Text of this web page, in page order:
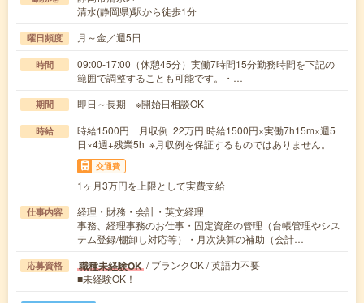
清水(静岡県)駅から徒歩1分
曜日頻度 月～金／週5日
時間
09:00-17:00（休憩45分）実働7時間15分勤務時間を下記の
範囲で調整することも可能です。・…
期間 即日～長期 ※開始日相談OK
時給
時給1500円 月収例 22万円 時給1500円×実働7h15m×週5
日×4週+残業5h ※月収例を保証するものではありません。
交通費
1ヶ月3万円を上限として実費支給
仕事内容
経理・財務・会計・英文経理
事務、経理事務のお仕事・固定資産の管理（台帳管理やシス
テム登録/棚卸し対応等）・月次決算の補助（会計…
応募資格 職種未経験OK / ブランクOK / 英語力不要
■未経験OK！